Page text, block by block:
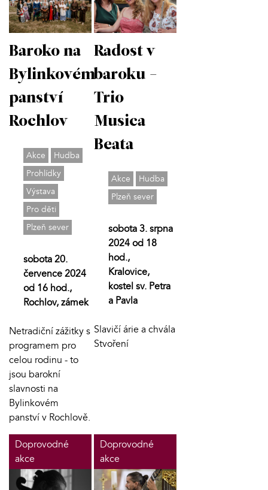
Baroko na
Bylinkovém
panství
Rochlov
Akce
Hudba
Prohlídky
Výstava
Pro děti
Plzeň sever
sobota 20.
července 2024
od 16 hod.,
Rochlov, zámek
Netradiční zážitky s
programem pro
celou rodinu - to
jsou barokní
slavnosti na
Bylinkovém
panství v Rochlově.
Radost v
baroku -
Trio
Musica
Beata
Akce
Hudba
Plzeň sever
sobota 3. srpna
2024 od 18
hod.,
Kralovice,
kostel sv. Petra
a Pavla
Slavičí árie a chvála
Stvoření
Doprovodné
akce
Doprovodné
akce